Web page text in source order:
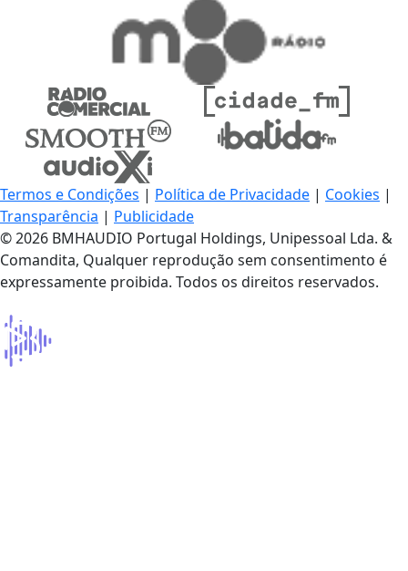
Termos e Condições | Política de Privacidade | Cookies |
Transparência | Publicidade
© 2026 BMHAUDIO Portugal Holdings, Unipessoal Lda. &
Comandita, Qualquer reprodução sem consentimento é
expressamente proibida. Todos os direitos reservados.